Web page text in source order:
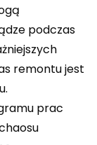
podczas
remontu jest
prac